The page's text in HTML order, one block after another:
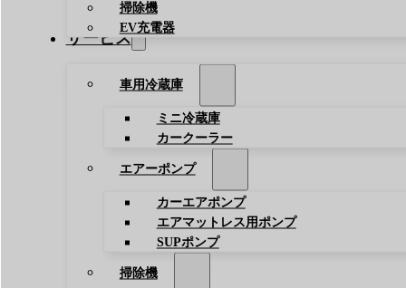
掃除機
EV充電器
サービス
車用冷蔵庫
ミニ冷蔵庫
カークーラー
エアーポンプ
カーエアポンプ
エアマットレス用ポンプ
SUPポンプ
掃除機